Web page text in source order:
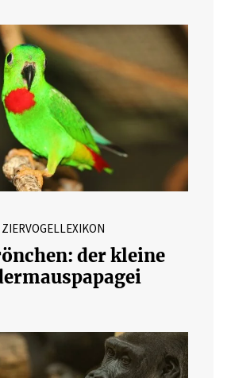
ZIERVOGELLEXIKON
der kleine